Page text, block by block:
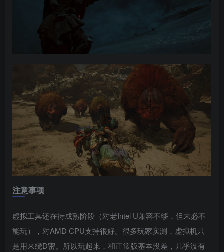
注意事项
虚拟工具还在待成熟阶段（对老Intel U兼容不够，但未必不
能玩），对AMD CPU支持很好。很多玩家实测，虚拟机只
是用来绕D密。所以玩起来，和正常版基本没差，几乎没有